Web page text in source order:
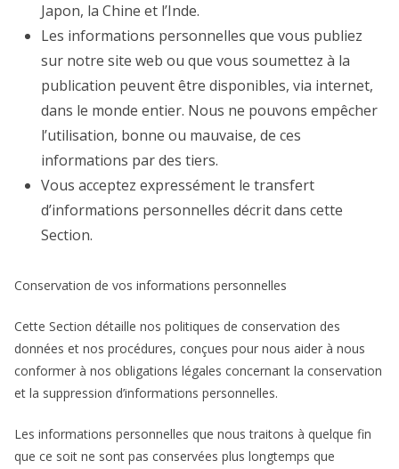
Japon, la Chine et l’Inde.
Les informations personnelles que vous publiez
sur notre site web ou que vous soumettez à la
publication peuvent être disponibles, via internet,
dans le monde entier. Nous ne pouvons empêcher
l’utilisation, bonne ou mauvaise, de ces
informations par des tiers.
Vous acceptez expressément le transfert
d’informations personnelles décrit dans cette
Section.
Conservation de vos informations personnelles
Cette Section détaille nos politiques de conservation des
données et nos procédures, conçues pour nous aider à nous
conformer à nos obligations légales concernant la conservation
et la suppression d’informations personnelles.
Les informations personnelles que nous traitons à quelque fin
que ce soit ne sont pas conservées plus longtemps que